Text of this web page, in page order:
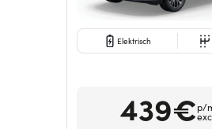
Elektrisch
439€p/